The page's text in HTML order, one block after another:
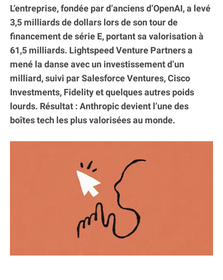
L’entreprise, fondée par d’anciens d’OpenAI, a levé
3,5 milliards de dollars lors de son tour de
financement de série E, portant sa valorisation à
61,5 milliards. Lightspeed Venture Partners a
mené la danse avec un investissement d’un
milliard, suivi par Salesforce Ventures, Cisco
Investments, Fidelity et quelques autres poids
lourds. Résultat : Anthropic devient l’une des
boîtes tech les plus valorisées au monde.